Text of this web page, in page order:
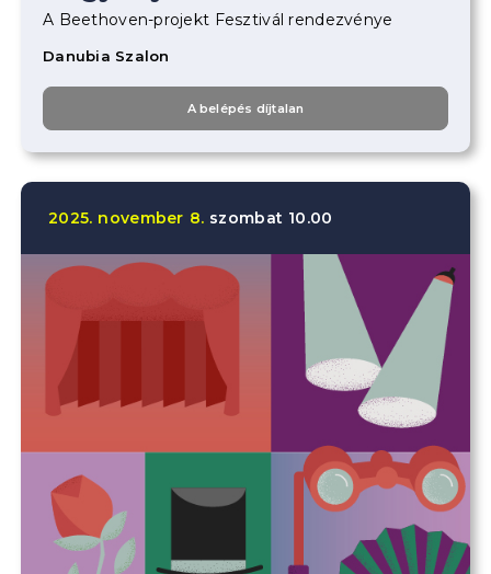
A Beethoven-projekt Fesztivál rendezvénye
Danubia Szalon
A belépés díjtalan
2025. november 8. szombat 10.00